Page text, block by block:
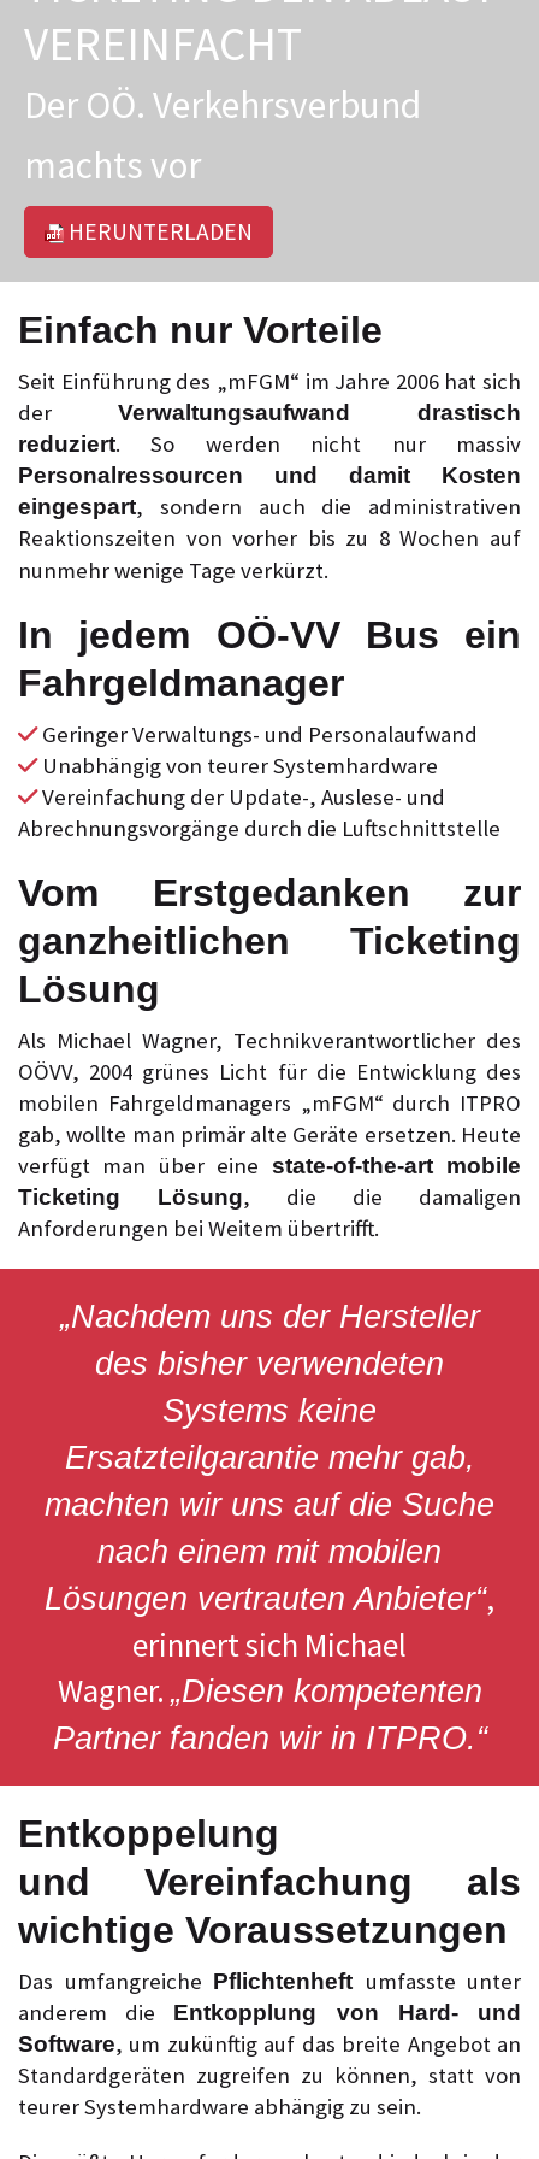
VEREINFACHT
Der OÖ. Verkehrsverbund
machts vor
HERUNTERLADEN
Einfach nur Vorteile
Seit Einführung des „mFGM“ im Jahre 2006 hat sich
der Verwaltungsaufwand drastisch
reduziert. So werden nicht nur massiv
Personalressourcen und damit Kosten
eingespart, sondern auch die administrativen
Reaktionszeiten von vorher bis zu 8 Wochen auf
nunmehr wenige Tage verkürzt.
In jedem OÖ-VV Bus ein
Fahrgeldmanager
Geringer Verwaltungs- und Personalaufwand
Unabhängig von teurer Systemhardware
Vereinfachung der Update-, Auslese- und
Abrechnungsvorgänge durch die Luftschnittstelle
Vom Erstgedanken zur
ganzheitlichen Ticketing
Lösung
Als Michael Wagner, Technikverantwortlicher des
OÖVV, 2004 grünes Licht für die Entwicklung des
mobilen Fahrgeldmanagers „mFGM“ durch ITPRO
gab, wollte man primär alte Geräte ersetzen. Heute
verfügt man über eine state-of-the-art mobile
Ticketing Lösung, die die damaligen
Anforderungen bei Weitem übertrifft.
„Nachdem uns der Hersteller
des bisher verwendeten
Systems keine
Ersatzteilgarantie mehr gab,
machten wir uns auf die Suche
nach einem mit mobilen
Lösungen vertrauten Anbieter“,
erinnert sich Michael
Wagner. „Diesen kompetenten
Partner fanden wir in ITPRO.“
Entkoppelung
und Vereinfachung als
wichtige Voraussetzungen
Das umfangreiche Pflichtenheft umfasste unter
anderem die Entkopplung von Hard- und
Software, um zukünftig auf das breite Angebot an
Standardgeräten zugreifen zu können, statt von
teurer Systemhardware abhängig zu sein.